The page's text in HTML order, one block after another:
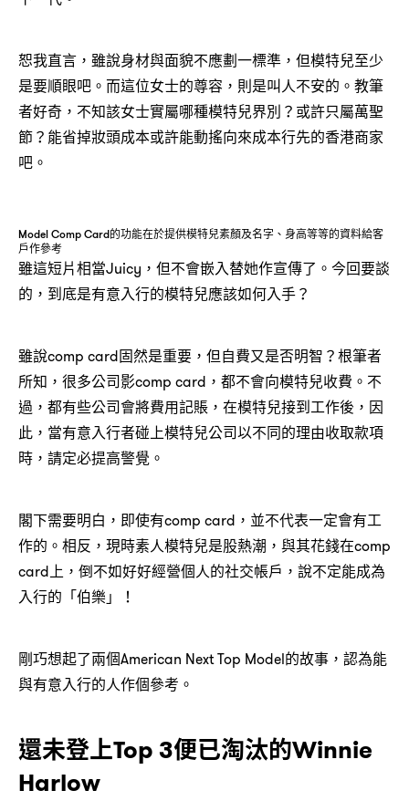
恕我直言，雖說身材與面貌不應劃一標準，但模特兒至少
是要順眼吧。而這位女士的尊容，則是叫人不安的。教筆
者好奇，不知該女士實屬哪種模特兒界別？或許只屬萬聖
節？能省掉妝頭成本或許能動搖向來成本行先的香港商家
吧。
Model Comp Card的功能在於提供模特兒素顏及名字、身高等等的資料給客
戶作參考
雖這短片相當Juicy，但不會嵌入替她作宣傳了。今回要談
的，到底是有意入行的模特兒應該如何入手？
雖說comp card固然是重要，但自費又是否明智？根筆者
所知，很多公司影comp card，都不會向模特兒收費。不
過，都有些公司會將費用記賬，在模特兒接到工作後，因
此，當有意入行者碰上模特兒公司以不同的理由收取款項
時，請定必提高警覺。
閣下需要明白，即使有comp card，並不代表一定會有工
作的。相反，現時素人模特兒是股熱潮，與其花錢在comp
card上，倒不如好好經營個人的社交帳戶，說不定能成為
入行的「伯樂」！
剛巧想起了兩個American Next Top Model的故事，認為能
與有意入行的人作個參考。
還未登上Top 3便已淘汰的Winnie
Harlow